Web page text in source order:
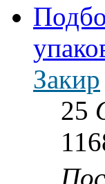
Закир
25